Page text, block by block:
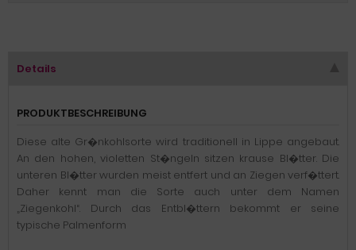
Details
PRODUKTBESCHREIBUNG
Diese alte Gr�nkohlsorte wird traditionell in Lippe angebaut.
An den hohen, violetten St�ngeln sitzen krause Bl�tter. Die
unteren Bl�tter wurden meist entfert und an Ziegen verf�ttert.
Daher kennt man die Sorte auch unter dem Namen
„Ziegenkohl“. Durch das Entbl�ttern bekommt er seine
typische Palmenform